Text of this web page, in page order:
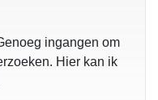
ingangen om
Hier kan ik